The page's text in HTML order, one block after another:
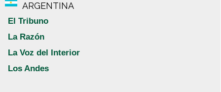
ARGENTINA
El Tribuno
La Razón
La Voz del Interior
Los Andes